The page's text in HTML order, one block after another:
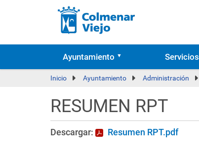
Ayuntamiento Servicios
Inicio Ayuntamiento Administración
RESUMEN RPT
Descargar: Resumen RPT.pdf